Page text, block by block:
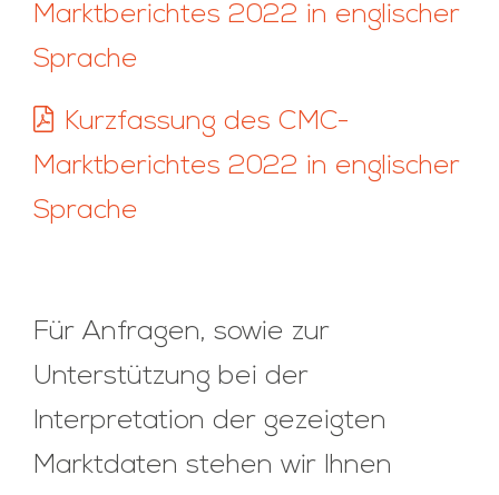
Marktberichtes 2022 in englischer
Sprache
Kurzfassung des CMC-
Marktberichtes 2022 in englischer
Sprache
Für Anfragen, sowie zur
Unterstützung bei der
Interpretation der gezeigten
Marktdaten stehen wir Ihnen